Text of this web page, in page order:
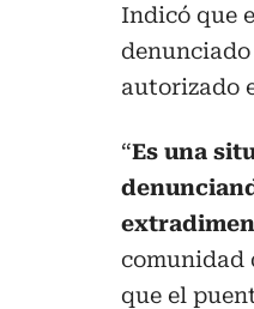
Indicó que
autorizado
“Es una
comunidad
que el